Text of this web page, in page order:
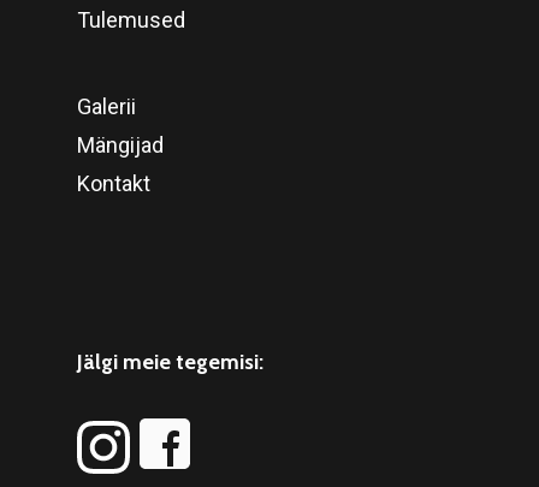
Tulemused
Galerii
Mängijad
Kontakt
Jälgi meie tegemisi: